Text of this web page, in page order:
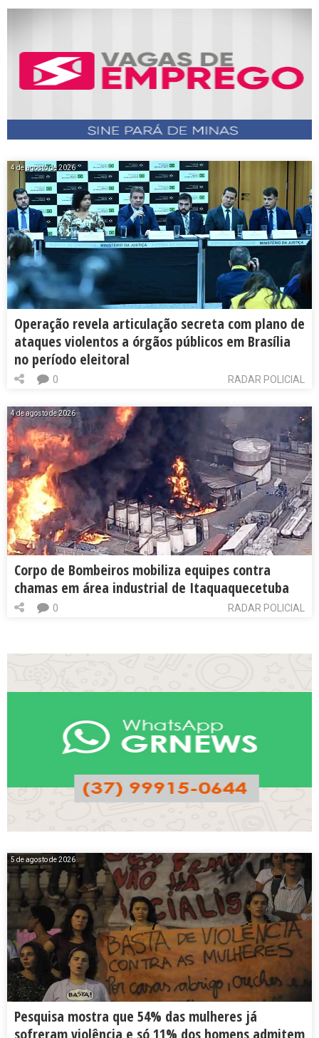
4 de agosto de 2026
Operação revela articulação secreta com plano de
ataques violentos a órgãos públicos em Brasília
no período eleitoral
RADAR POLICIAL
0
4 de agosto de 2026
Corpo de Bombeiros mobiliza equipes contra
chamas em área industrial de Itaquaquecetuba
RADAR POLICIAL
0
5 de agosto de 2026
Pesquisa mostra que 54% das mulheres já
sofreram violência e só 11% dos homens admitem